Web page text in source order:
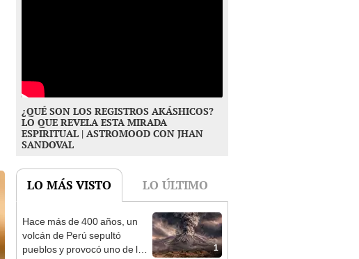
¿QUÉ SON LOS REGISTROS AKÁSHICOS?
LO QUE REVELA ESTA MIRADA
ESPIRITUAL | ASTROMOOD CON JHAN
SANDOVAL
LO MÁS VISTO LO ÚLTIMO
1
Hace más de 400 años, un
volcán de Perú sepultó
pueblos y provocó uno de los